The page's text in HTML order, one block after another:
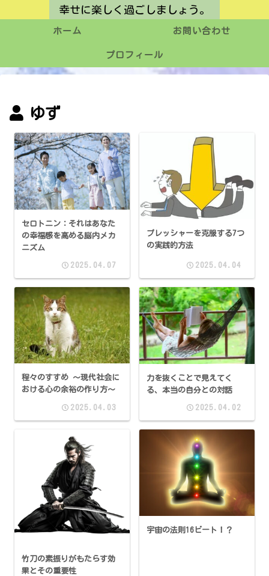
幸せに楽しく過ごしましょう。
ホーム お問い合わせ
プロフィール
ゆず
セロトニン：それはあなた
の幸福感を高める脳内メカ
ニズム
2025.04.07
プレッシャーを克服する7つ
の実践的方法
2025.04.04
程々のすすめ 〜現代社会に
おける心の余裕の作り方〜
2025.04.03
力を抜くことで見えてく
る、本当の自分との対話
2025.04.02
竹刀の素振りがもたらす効
果とその重要性
宇宙の法則16ビート！？